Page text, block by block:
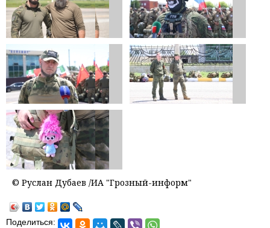
© Руслан Дубаев /ИА "Грозный-информ"
Поделиться: